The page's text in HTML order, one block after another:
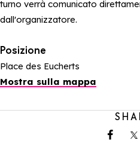
turno verrà comunicato
dall'organizzatore.
Posizione
Place des Eucherts
Mostra sulla mappa